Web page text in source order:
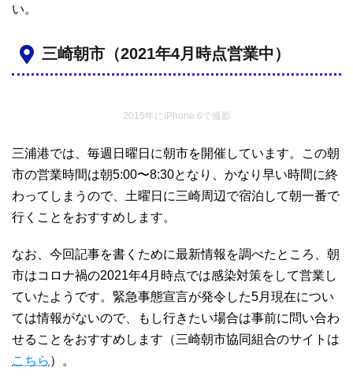
い。
三崎朝市（2021年4月時点営業中）
2015年にiPhone 6で撮影
三浦港では、毎週日曜日に朝市を開催しています。この朝
市の営業時間は朝5:00〜8:30となり、かなり早い時間に終
わってしまうので、土曜日に三崎周辺で宿泊して朝一番で
行くことをおすすめします。
なお、今回記事を書くために最新情報を調べたところ、朝
市はコロナ禍の2021年4月時点では感染対策をして営業し
ていたようです。緊急事態宣言が発令した5月現在につい
ては情報がないので、もし行きたい場合は事前に問い合わ
せることをおすすめします（三崎朝市協同組合のサイトは
こちら ）。